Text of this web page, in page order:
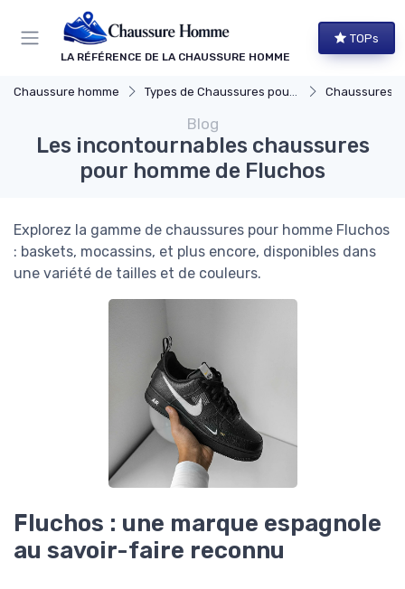
LA RÉFÉRENCE DE LA CHAUSSURE HOMME
TOPs
Chaussure homme Types de Chaussures pour Hommes Chaussures
Blog
Les incontournables chaussures
pour homme de Fluchos
Explorez la gamme de chaussures pour homme Fluchos
: baskets, mocassins, et plus encore, disponibles dans
une variété de tailles et de couleurs.
Fluchos : une marque espagnole
au savoir-faire reconnu
Panneau de gestion des cookies